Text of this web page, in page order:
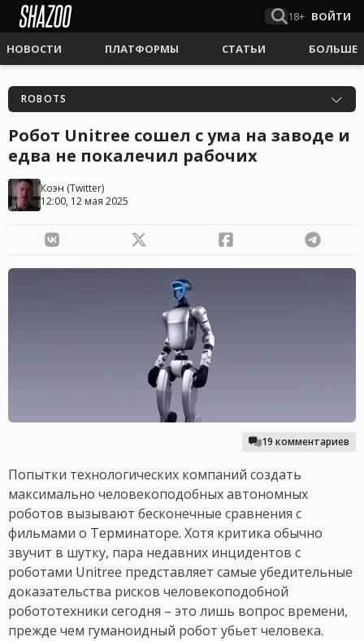
18+ ВОЙТИ
НОВОСТИ ПЛАТФОРМЫ СТАТЬИ БОЛЬШЕ
ROBOTS
Робот Unitree сошел с ума на заводе и
едва не покалечил рабочих
Коэн (Twitter)
12:00, 12 мая 2025
19 комментариев
Попытки технологических компаний создать
максимально человекоподобных автономных
роботов вызывают бесконечные сравнения с
фильмами о Терминаторе. Хотя критика обычно
звучит в шутку, пара недавних инцидентов с
роботами Unitree представляет самые убедительные
доказательства рисков человекоподобной
робототехники сегодня – это лишь вопрос времени,
прежде чем гуманоидный робот убьет человека.